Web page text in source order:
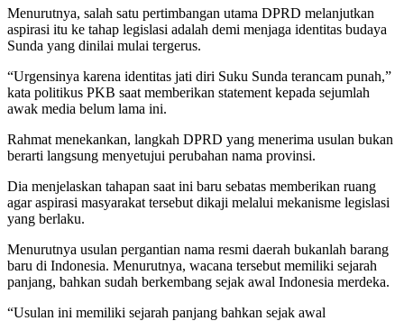
Menurutnya, salah satu pertimbangan utama DPRD melanjutkan
aspirasi itu ke tahap legislasi adalah demi menjaga identitas budaya
Sunda yang dinilai mulai tergerus.
“Urgensinya karena identitas jati diri Suku Sunda terancam punah,”
kata politikus PKB saat memberikan statement kepada sejumlah
awak media belum lama ini.
Rahmat menekankan, langkah DPRD yang menerima usulan bukan
berarti langsung menyetujui perubahan nama provinsi.
Dia menjelaskan tahapan saat ini baru sebatas memberikan ruang
agar aspirasi masyarakat tersebut dikaji melalui mekanisme legislasi
yang berlaku.
Menurutnya usulan pergantian nama resmi daerah bukanlah barang
baru di Indonesia. Menurutnya, wacana tersebut memiliki sejarah
panjang, bahkan sudah berkembang sejak awal Indonesia merdeka.
“Usulan ini memiliki sejarah panjang bahkan sejak awal